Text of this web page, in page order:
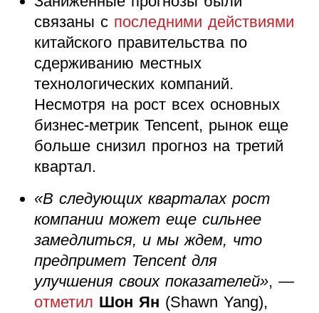
связаны с последними действиями
китайского правительства по
сдерживанию местных
технологических компаний.
Несмотря на рост всех основных
бизнес-метрик Tencent, рынок еще
больше снизил прогноз на третий
квартал.
«В следующих кварталах рост
компании может еще сильнее
замедлиться, и мы ждем, что
предпримет Tencent для
улучшения своих показателей», —
отметил Шон Ян (Shawn Yang),